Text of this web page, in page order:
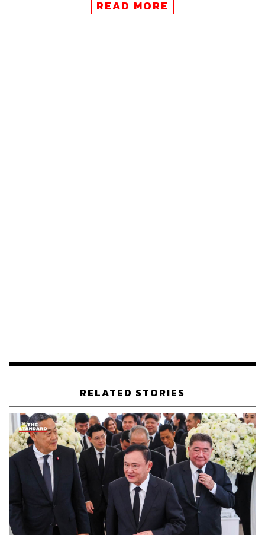
อะไรจะเกิดขึ้นแล้วเราสูญเสียไป คงเป็นสิ่งที่ต้องมาปรึกษา
หากท่านอื่นจะยกมาก็เป็นเรื่องที่สภาจะต้องพิจารณา ส่วน
ฝ่ายเราที่มีความมุ่งมั่นจะเสนอในญัตติเดิมก็ต้องหาเหตุผลมา
หักล้างให้ได้
นพ.ชลน่านยังกล่าวว่า เรื่องนิยามความพึงพอใจของนักการ
เมืองและพรรคการเมืองจะอยู่เหนือประชาชนและประเทศ
ชาติไปไม่ได้ จะทำอะไรจนเป็นเหตุให้ประชาชนเดือดร้อน
ประเทศเสียหายคงไม่ได้ ไม่ใช่ว่าผมพอใจที่จะทำอย่างนี้ไป
เรื่อยๆ และเกิดความเสียหาย คงเป็นสิ่งที่ไม่เหมาะสม คงไม่
น่าจะเป็นสิ่งที่ต้องสนับสนุนกันในเรื่องอย่างนั้น
READ MORE
RELATED STORIES